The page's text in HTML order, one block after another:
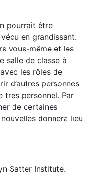
pourrait être
en grandissant.
vous-même et les
salle de classe à
les rôles de
d’autres personnes
très personnel. Par
de certaines
donnera lieu
Satter Institute.